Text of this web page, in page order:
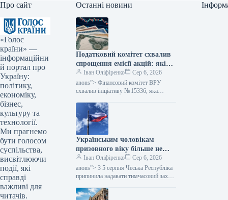
Про сайт
«Голос
країни» —
інформаційни
й портал про
Україну:
політику,
економіку,
бізнес,
культуру та
технології.
Ми прагнемо
бути голосом
суспільства,
висвітлюючи
події, які
справді
важливі для
читачів.
Останні новини
Податковий комітет схвалив
спрощення емісії акцій: які
зміни очікуються — Мінфін
Іван Оліфіренко
Сер 6, 2026
anons”> Фінансовий комітет ВРУ
схвалив ініціативу № 15336, яка
цінних паперів. Цей акт покликаний
скоротити бюрократичні перешкоди,…
Українським чоловікам
призовного віку більше не
надається тимчасовий захист
у Чехії, згідно з даними
Міністерства фінансів.
Іван Оліфіренко
Сер 6, 2026
anons”> З 5 серпня Чеська Республіка
припинила надавати тимчасовий захист
віку, які не можуть продемонструвати